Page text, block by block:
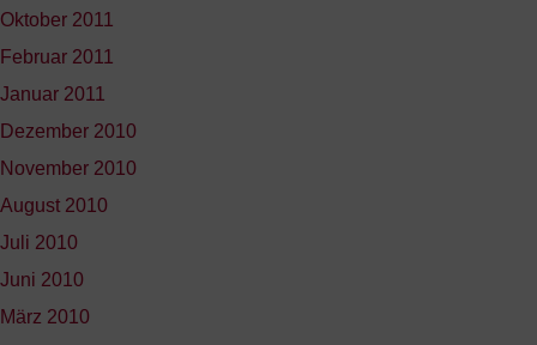
Oktober 2011
Februar 2011
Januar 2011
Dezember 2010
November 2010
August 2010
Juli 2010
Juni 2010
März 2010